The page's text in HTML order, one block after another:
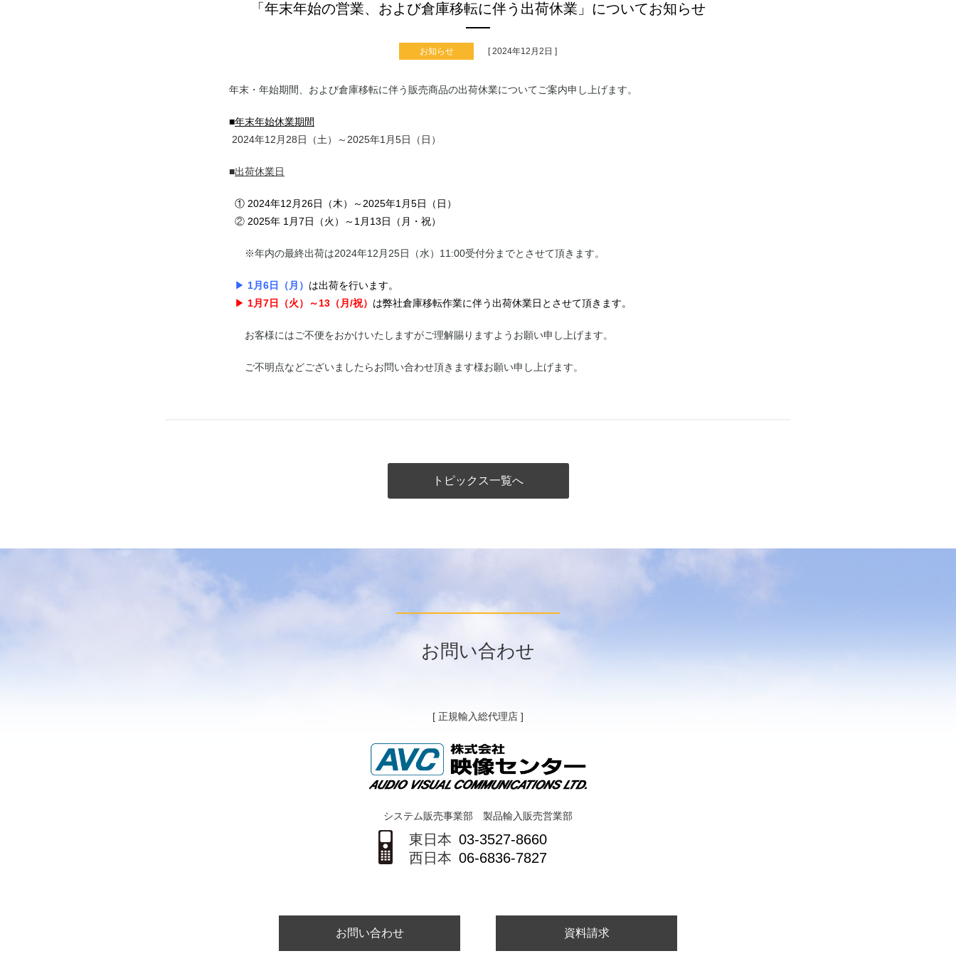
「年末年始の営業、および倉庫移転に伴う出荷休業」についてお知らせ
お知らせ [ 2024年12月2日 ]
年末・年始期間、および倉庫移転に伴う販売商品の出荷休業についてご案内申し上げます。
■年末年始休業期間
2024年12月28日（土）～2025年1月5日（日）
■出荷休業日
① 2024年12月26日（木）～2025年1月5日（日）
② 2025年 1月7日（火）～1月13日（月・祝）
※年内の最終出荷は2024年12月25日（水）11:00受付分までとさせて頂きます。
▶ 1月6日（月） は出荷を行います。
▶ 1月7日（火）～13（月/祝） は弊社倉庫移転作業に伴う出荷休業日とさせて頂きます。
お客様にはご不便をおかけいたしますがご理解賜りますようお願い申し上げます。
ご不明点などございましたらお問い合わせ頂きます様お願い申し上げます。
トピックス一覧へ
お問い合わせ
[ 正規輸入総代理店 ]
システム販売事業部 製品輸入販売営業部
東日本 03-3527-8660
西日本 06-6836-7827
お問い合わせ 資料請求